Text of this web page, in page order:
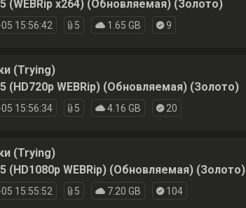
(WEBRip x264) (Обновляемая) (Золото)
15:56:42 5 1.65 GB 9
(Trying)
(HD720p WEBRip) (Обновляемая) (Золото)
15:56:34 5 4.16 GB 20
(Trying)
(HD1080p WEBRip) (Обновляемая) (Золото)
15:55:52 5 7.20 GB 104